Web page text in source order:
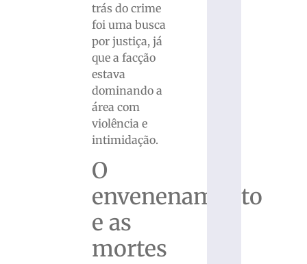
trás do crime
foi uma busca
por justiça, já
que a facção
estava
dominando a
área com
violência e
intimidação.
O
envenenamento
e as
mortes